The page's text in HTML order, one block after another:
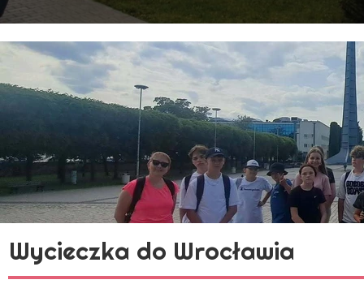
Wycieczka do Wrocławia